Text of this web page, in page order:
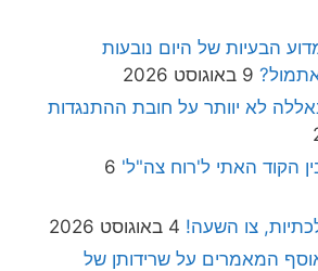
הבעיות של היום נובעות
9 באוגוסט 2026
לא יוותר על חובת ההתנגדות
הקוד האתי ל'רוח צה"ל' 6
צו השעה! 4 באוגוסט 2026
המאמרים על שרידותן של